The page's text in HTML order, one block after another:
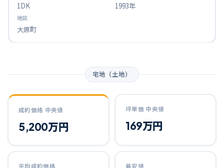
1DK 1993年
大原町
宅地（土地）
成約価格 中央値
5,200万円
坪単価 中央値
169万円
平均成約価格 最安値